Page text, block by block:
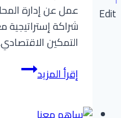
Edit
عمل عن إدارة
شراكة إستراتيجية
التمكين
إقرأ المزيدمعايدة
جمعية